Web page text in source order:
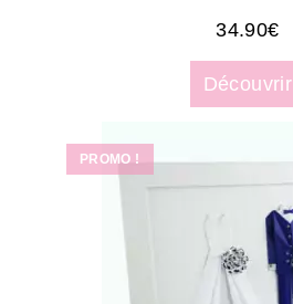
34.90€
Découvrir
PROMO !